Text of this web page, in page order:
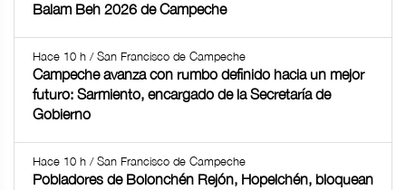
Balam Beh 2026 de Campeche
Hace 10 h / San Francisco de Campeche
Campeche avanza con rumbo definido hacia un mejor
futuro: Sarmiento, encargado de la Secretaría de
Gobierno
Hace 10 h / San Francisco de Campeche
Pobladores de Bolonchén Rejón, Hopelchén, bloquean